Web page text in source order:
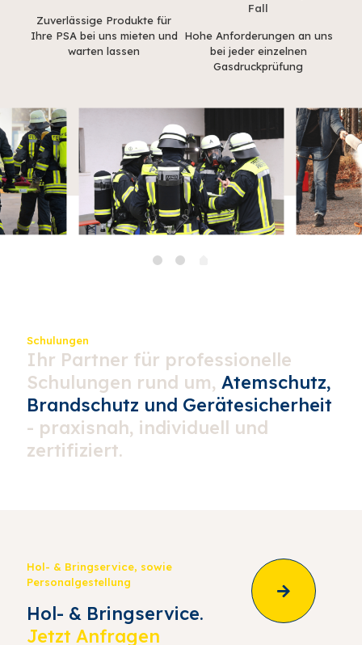
Zuverlässige Produkte für
Ihre PSA bei uns mieten und
warten lassen
Fall
Hohe Anforderungen an uns
bei jeder einzelnen
Gasdruckprüfung
Schulungen
Ihr Partner für professionelle
Schulungen rund um, Atemschutz,
Brandschutz und Gerätesicherheit
- praxisnah, individuell und
zertifiziert.
Hol- & Bringservice, sowie
Personalgestellung
Hol- & Bringservice.
Jetzt Anfragen